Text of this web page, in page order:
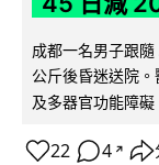
成都一名男子跟
公斤後昏迷送院
及多器官功能障礙
22 4 ↗